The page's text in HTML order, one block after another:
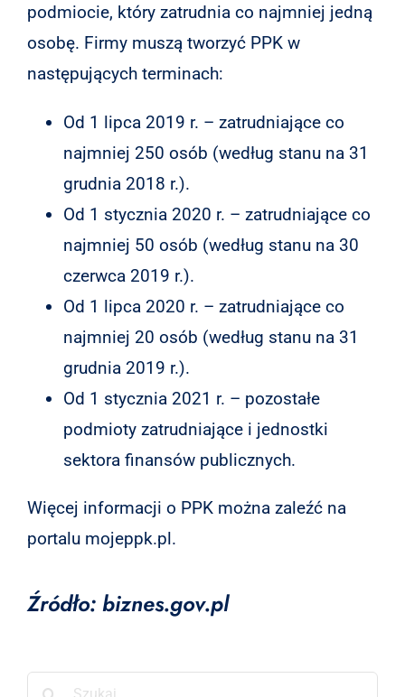
podmiocie, który zatrudnia co najmniej jedną
osobę. Firmy muszą tworzyć PPK w
następujących terminach:
Od 1 lipca 2019 r. – zatrudniające co
najmniej 250 osób (według stanu na 31
grudnia 2018 r.).
Od 1 stycznia 2020 r. – zatrudniające co
najmniej 50 osób (według stanu na 30
czerwca 2019 r.).
Od 1 lipca 2020 r. – zatrudniające co
najmniej 20 osób (według stanu na 31
grudnia 2019 r.).
Od 1 stycznia 2021 r. – pozostałe
podmioty zatrudniające i jednostki
sektora finansów publicznych.
Więcej informacji o PPK można zaleźć na
portalu mojeppk.pl.
Źródło: biznes.gov.pl
Szukaj